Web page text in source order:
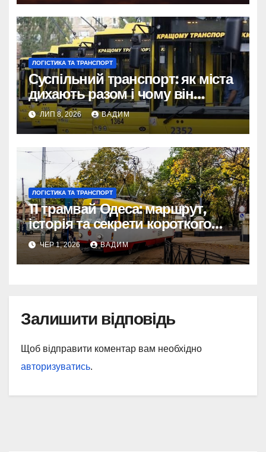
ЛОГІСТИКА ТА ТРАНСПОРТ
Суспільний транспорт: як міста
дихають разом і чому він
змінює наше життя
ЛИП 8, 2026 ВАДИМ
ЛОГІСТИКА ТА ТРАНСПОРТ
11 трамвай Одеса: маршрут,
історія та секрети короткого
шляху крізь Молдаванку
ЧЕР 1, 2026 ВАДИМ
Залишити відповідь
Щоб відправити коментар вам необхідно
авторизуватись.